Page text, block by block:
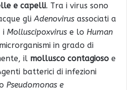
e capelli. Tra i virus sono
gliAdenovirus associati a
i Molluscipoxvirus e lo Human
in grado di
il mollusco contagioso e
batterici di infezioni
Pseudomonas e